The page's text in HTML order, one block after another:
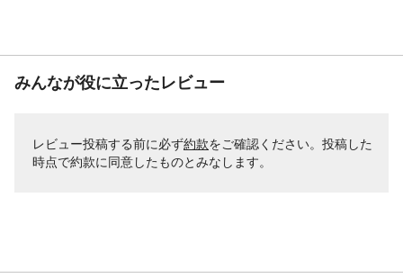
みんなが役に立ったレビュー
レビュー投稿する前に必ず約款をご確認ください。投稿した
時点で約款に同意したものとみなします。